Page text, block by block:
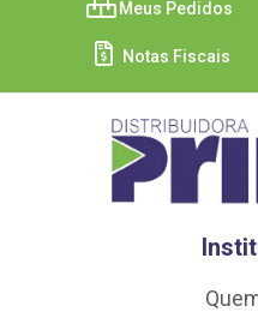
Meus Pedidos
Notas Fiscais